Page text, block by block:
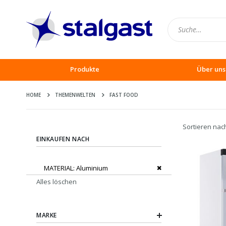
Produkte Über uns
HOME THEMENWELTEN FAST FOOD
Sortieren
EINKAUFEN NACH
MATERIAL Aluminium
Dies entfernen
Alles löschen
MARKE